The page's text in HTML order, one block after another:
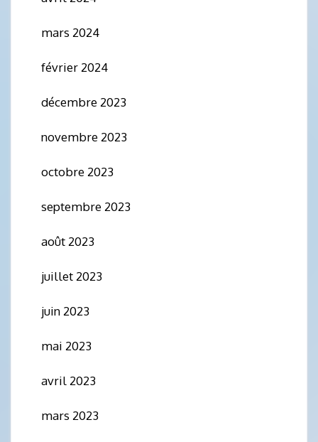
mars 2024
février 2024
décembre 2023
novembre 2023
octobre 2023
septembre 2023
août 2023
juillet 2023
juin 2023
mai 2023
avril 2023
mars 2023